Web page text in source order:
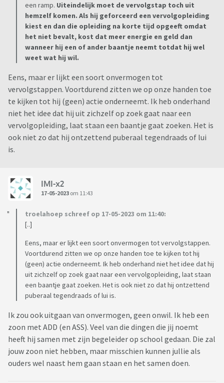
een ramp. Uiteindelijk moet de vervolgstap toch uit
hemzelf komen. Als hij geforceerd een vervolgopleiding
kiest en dan die opleiding na korte tijd opgeeft omdat
het niet bevalt, kost dat meer energie en geld dan
wanneer hij een of ander baantje neemt totdat hij wel
weet wat hij wil.
Eens, maar er lijkt een soort onvermogen tot
vervolgstappen. Voortdurend zitten we op onze handen toe
te kijken tot hij (geen) actie onderneemt. Ik heb onderhand
niet het idee dat hij uit zichzelf op zoek gaat naar een
vervolgopleiding, laat staan een baantje gaat zoeken. Het is
ook niet zo dat hij ontzettend puberaal tegendraads of lui
is.
IMI-x2
17-05-2023 om 11:43
troelahoep schreef op 17-05-2023 om 11:40:
[..]
Eens, maar er lijkt een soort onvermogen tot vervolgstappen.
Voortdurend zitten we op onze handen toe te kijken tot hij
(geen) actie onderneemt. Ik heb onderhand niet het idee dat hij
uit zichzelf op zoek gaat naar een vervolgopleiding, laat staan
een baantje gaat zoeken. Het is ook niet zo dat hij ontzettend
puberaal tegendraads of lui is.
Ik zou ook uitgaan van onvermogen, geen onwil. Ik heb een
zoon met ADD (en ASS). Veel van die dingen die jij noemt
heeft hij samen met zijn begeleider op school gedaan. Die zal
jouw zoon niet hebben, maar misschien kunnen jullie als
ouders wel naast hem gaan staan en het samen doen.